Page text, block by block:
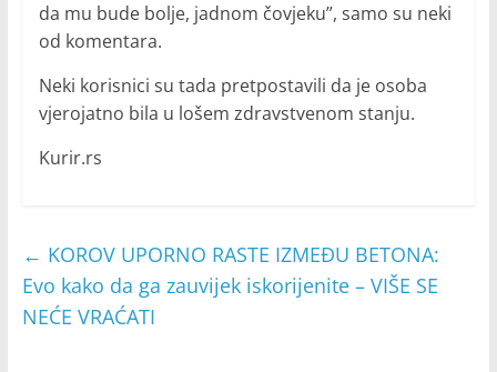
da mu bude bolje, jadnom čovjeku”, samo su neki
od komentara.
Neki korisnici su tada pretpostavili da je osoba
vjerojatno bila u lošem zdravstvenom stanju.
Kurir.rs
← KOROV UPORNO RASTE IZMEĐU BETONA:
Evo kako da ga zauvijek iskorijenite – VIŠE SE
NEĆE VRAĆATI